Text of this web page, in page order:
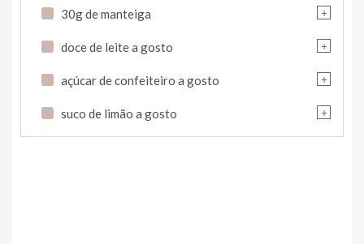
+
30g de manteiga
+
doce de leite a gosto
+
açúcar de confeiteiro a gosto
+
suco de limão a gosto